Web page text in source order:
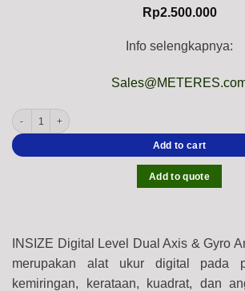
Rp2.500.000
Info selengkapnya:
INSIZE 2199-1 Digital Level Dual Axis & Gyro Angle
Add to cart
Add to quote
INSIZE Digital Level Dual Axis & Gyro
merupakan alat ukur digital pada
kemiringan, kerataan, kuadrat, dan